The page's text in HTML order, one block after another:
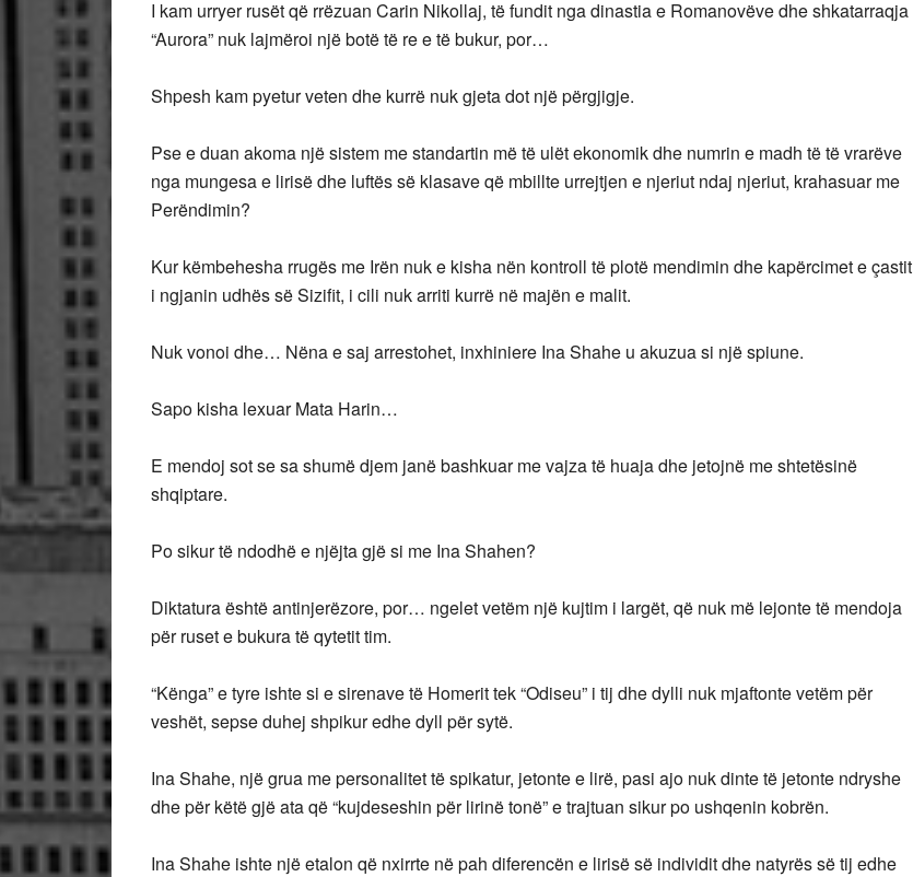
I kam urryer rusët që rrëzuan Carin Nikollaj, të fundit nga dinastia e Romanovëve dhe shkatarraqja
“Aurora” nuk lajmëroi një botë të re e të bukur, por…
Shpesh kam pyetur veten dhe kurrë nuk gjeta dot një përgjigje.
Pse e duan akoma një sistem me standartin më të ulët ekonomik dhe numrin e madh të të vrarëve
nga mungesa e lirisë dhe luftës së klasave që mbillte urrejtjen e njeriut ndaj njeriut, krahasuar me
Perëndimin?
Kur këmbehesha rrugës me Irën nuk e kisha nën kontroll të plotë mendimin dhe kapërcimet e çastit
i ngjanin udhës së Sizifit, i cili nuk arriti kurrë në majën e malit.
Nuk vonoi dhe… Nëna e saj arrestohet, inxhiniere Ina Shahe u akuzua si një spiune.
Sapo kisha lexuar Mata Harin…
E mendoj sot se sa shumë djem janë bashkuar me vajza të huaja dhe jetojnë me shtetësinë
shqiptare.
Po sikur të ndodhë e njëjta gjë si me Ina Shahen?
Diktatura është antinjerëzore, por… ngelet vetëm një kujtim i largët, që nuk më lejonte të mendoja
për ruset e bukura të qytetit tim.
“Kënga” e tyre ishte si e sirenave të Homerit tek “Odiseu” i tij dhe dylli nuk mjaftonte vetëm për
veshët, sepse duhej shpikur edhe dyll për sytë.
Ina Shahe, një grua me personalitet të spikatur, jetonte e lirë, pasi ajo nuk dinte të jetonte ndryshe
dhe për këtë gjë ata që “kujdeseshin për lirinë tonë” e trajtuan sikur po ushqenin kobrën.
Ina Shahe ishte një etalon që nxirrte në pah diferencën e lirisë së individit dhe natyrës së tij edhe